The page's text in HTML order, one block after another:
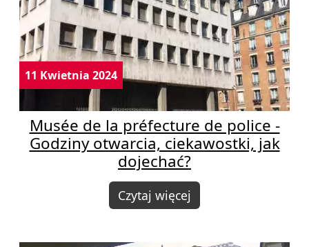
11 Kwietnia 2024
Musée de la préfecture de police -
Godziny otwarcia, ciekawostki, jak
dojechać?
Czytaj więcej